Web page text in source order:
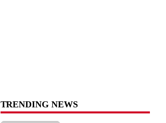
TRENDING NEWS